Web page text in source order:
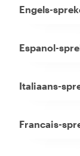
Engels-
Espanol-
Italiaans-
Francais-